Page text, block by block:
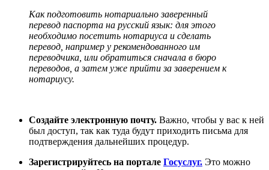
Как подготовить нотариально заверенный
перевод паспорта на русский язык: для этого
необходимо посетить нотариуса и сделать
перевод, например у рекомендованного им
переводчика, или обратиться сначала в бюро
переводов, а затем уже прийти за заверением к
нотариусу.
Создайте электронную почту. Важно, чтобы у вас к ней
был доступ, так как туда будут приходить письма для
подтверждения дальнейших процедур.
Зарегистрируйтесь на портале Госуслуг. Это можно